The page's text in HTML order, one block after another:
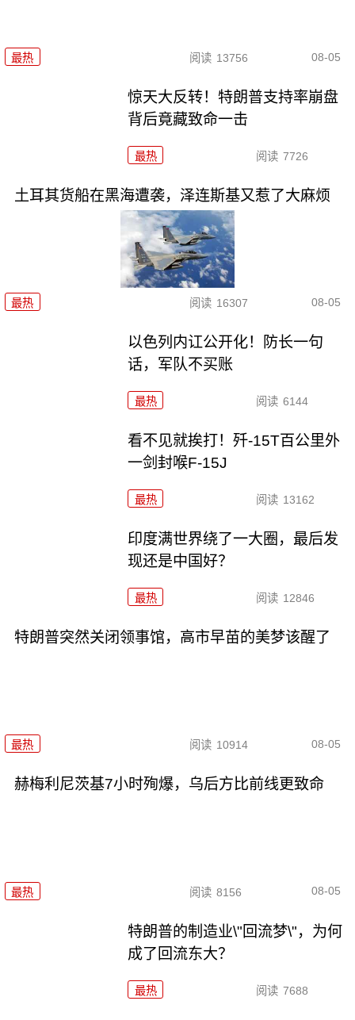
最热 阅读 13756 08-05
惊天大反转！特朗普支持率崩盘
背后竟藏致命一击
最热 阅读 7726
土耳其货船在黑海遭袭，泽连斯基又惹了大麻烦
最热 阅读 16307 08-05
以色列内讧公开化！防长一句
话，军队不买账
最热 阅读 6144
看不见就挨打！歼-15T百公里外
一剑封喉F-15J
最热 阅读 13162
印度满世界绕了一大圈，最后发
现还是中国好？
最热 阅读 12846
特朗普突然关闭领事馆，高市早苗的美梦该醒了
最热 阅读 10914 08-05
赫梅利尼茨基7小时殉爆，乌后方比前线更致命
最热 阅读 8156 08-05
特朗普的制造业\"回流梦\"，为何
成了回流东大？
最热 阅读 7688